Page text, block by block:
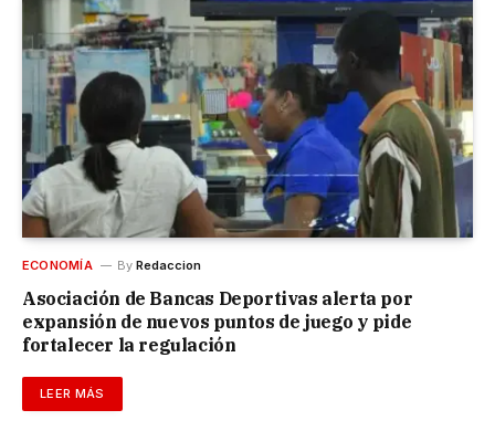
ECONOMÍA By Redaccion
Asociación de Bancas Deportivas alerta por
expansión de nuevos puntos de juego y pide
fortalecer la regulación
LEER MÁS